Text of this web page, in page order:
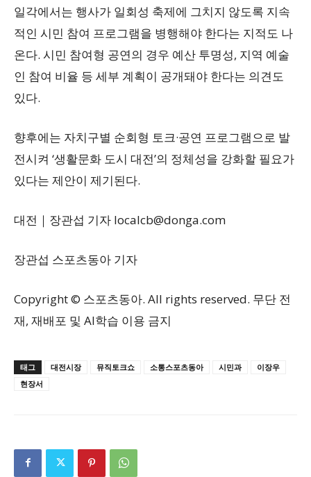
일각에서는 행사가 일회성 축제에 그치지 않도록 지속
적인 시민 참여 프로그램을 병행해야 한다는 지적도 나
온다. 시민 참여형 공연의 경우 예산 투명성, 지역 예술
인 참여 비율 등 세부 계획이 공개돼야 한다는 의견도
있다.
향후에는 자치구별 순회형 토크·공연 프로그램으로 발
전시켜 ‘생활문화 도시 대전’의 정체성을 강화할 필요가
있다는 제안이 제기된다.
대전｜장관섭 기자 localcb@donga.com
장관섭 스포츠동아 기자
Copyright © 스포츠동아. All rights reserved. 무단 전
재, 재배포 및 AI학습 이용 금지
태그 대전시장 뮤직토크쇼 소통스포츠동아 시민과
이장우
현장서